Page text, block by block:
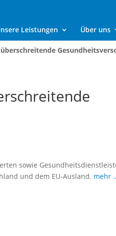
Leistungen Über uns
sowie
und dem EU-Ausland. mehr